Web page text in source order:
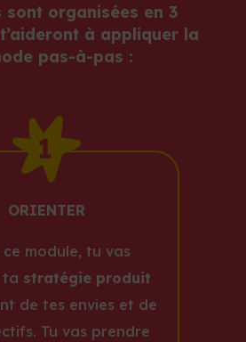
sont organisées en 3
à appliquer la
pas-à-pas :
ORIENTER
ce module, tu vas
ta stratégie produit
de tes envies et de
Tu vas prendre